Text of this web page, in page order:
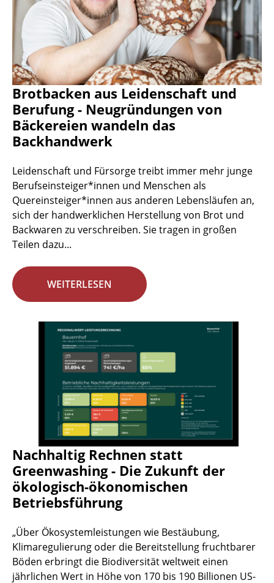
Brotbacken aus Leidenschaft und
Berufung - Neugründungen von
Bäckereien wandeln das
Backhandwerk
Leidenschaft und Fürsorge treibt immer mehr junge
Berufseinsteiger*innen und Menschen als
Quereinsteiger*innen aus anderen Lebensläufen an,
sich der handwerklichen Herstellung von Brot und
Backwaren zu verschreiben. Sie tragen in großen
Teilen dazu...
WEITERLESEN
Nachhaltig Rechnen statt
Greenwashing - Die Zukunft der
ökologisch-ökonomischen
Betriebsführung
„Über Ökosystemleistungen wie Bestäubung,
Klimaregulierung oder die Bereitstellung fruchtbarer
Böden erbringt die Biodiversität weltweit einen
jährlichen Wert in Höhe von 170 bis 190 Billionen US-